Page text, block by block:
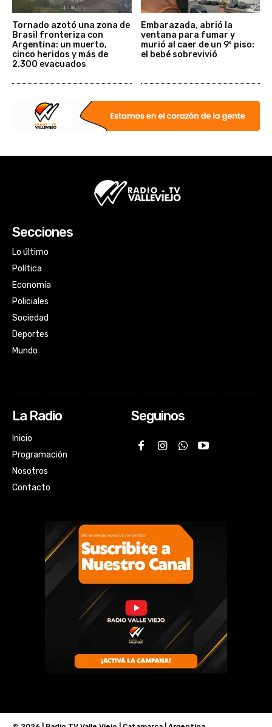
Tornado azotó una zona de
Brasil fronteriza con
Argentina: un muerto,
cinco heridos y más de
2.300 evacuados
Embarazada, abrió la
ventana para fumar y
murió al caer de un 9º piso:
el bebé sobrevivió
Secciones
Lo último
Política
Economía
Policiales
Sociedad
Deportes
Mundo
La Radio
Inicio
Programación
Nosotros
Contacto
Seguinos